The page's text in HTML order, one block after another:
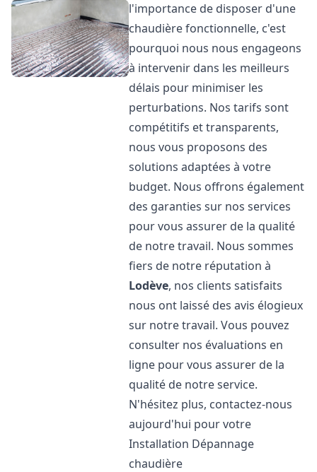
l'importance de disposer d'une
chaudière fonctionnelle, c'est
pourquoi nous nous engageons
à intervenir dans les meilleurs
délais pour minimiser les
perturbations. Nos tarifs sont
compétitifs et transparents,
nous vous proposons des
solutions adaptées à votre
budget. Nous offrons également
des garanties sur nos services
pour vous assurer de la qualité
de notre travail. Nous sommes
fiers de notre réputation à
Lodève, nos clients satisfaits
nous ont laissé des avis élogieux
sur notre travail. Vous pouvez
consulter nos évaluations en
ligne pour vous assurer de la
qualité de notre service.
N'hésitez plus, contactez-nous
aujourd'hui pour votre
Installation Dépannage
chaudière